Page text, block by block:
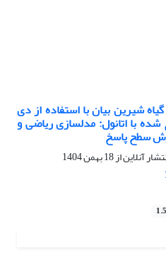
شیرین بیان با استفاده از دی
با اتانول: مدلسازی ریاضی و
سطح پاسخ
آنلاین از18 بهمن 1404